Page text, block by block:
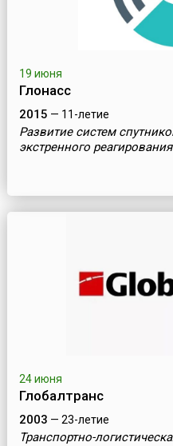
19 июня
Глонасс
2015 — 11-летие
Развитие систем
экстренного реагирования
24 июня
Глобалтранс
2003 — 23-летие
Транспортно-